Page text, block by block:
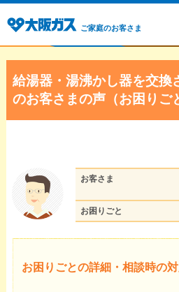
ご家庭のお客さま
給湯器・湯沸かし器を交換
のお客さまの声（お困りご
お客さま
お困りごと
お困りごとの詳細・相談時の